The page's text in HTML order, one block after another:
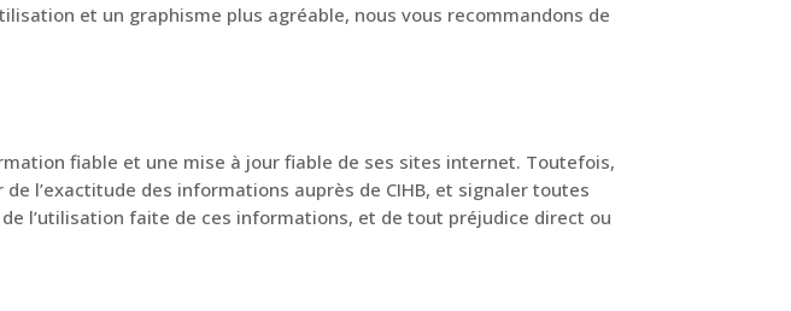
et un graphisme plus agréable, nous vous recommandons de
fiable et une mise à jour fiable de ses sites internet. Toutefois,
l’exactitude des informations auprès de CIHB, et signaler toutes
l’utilisation faite de ces informations, et de tout préjudice direct ou